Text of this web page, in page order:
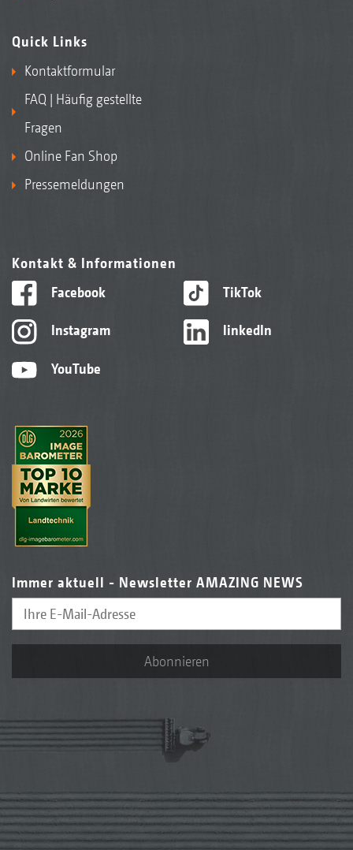
Quick Links
Kontaktformular
FAQ | Häufig gestellte
Fragen
Online Fan Shop
Pressemeldungen
Kontakt & Informationen
Facebook
Instagram
YouTube
TikTok
linkedIn
Immer aktuell - Newsletter AMAZING NEWS
Abonnieren